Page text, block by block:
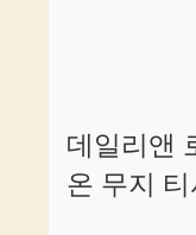
데일리앤
온 무지